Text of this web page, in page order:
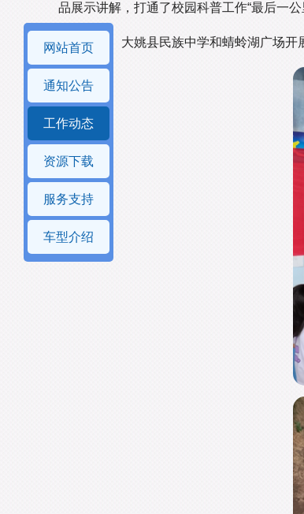
品展示讲解，打通了校园科普工作“最后一
金碧小学、大姚县民族中学和蜻蛉湖广场开
网站首页
通知公告
工作动态
资源下载
服务支持
车型介绍